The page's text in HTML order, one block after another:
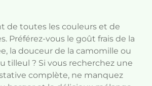
de toutes les couleurs et de
Préférez-vous le goût frais de la
la douceur de la camomille ou
tilleul ? Si vous recherchez une
complète, ne manquez